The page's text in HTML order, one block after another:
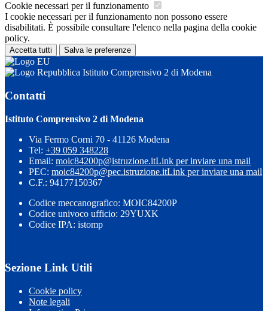
Cookie necessari per il funzionamento
I cookie necessari per il funzionamento non possono essere
disabilitati. È possibile consultare l'elenco nella pagina della cookie
policy.
Accetta tutti Salva le preferenze
Istituto Comprensivo 2 di Modena
Contatti
Istituto Comprensivo 2 di Modena
Via Fermo Corni 70 - 41126 Modena
Tel: +39 059 348228
Email: moic84200p@istruzione.itLink per inviare una mail
PEC: moic84200p@pec.istruzione.itLink per inviare una mail
C.F.: 94177150367
Codice meccanografico: MOIC84200P
Codice univoco ufficio: 29YUXK
Codice IPA: istomp
Sezione Link Utili
Cookie policy
Note legali